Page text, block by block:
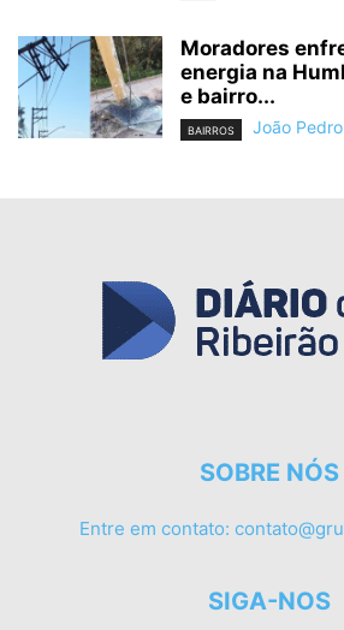
Moradores
energia na
e bairro...
BAIRROS João Pedro
SOBRE NÓS
Entre em contato:
SIGA-NOS